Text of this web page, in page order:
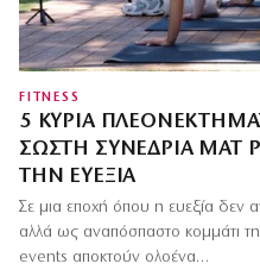
FITNESS
5 ΚΎΡΙΑ
ΣΩΣΤΉ ΣΥΝΕΔΡΊΑ MAT
ΤΗΝ ΕΥΕΞΊΑ
Σε μια εποχή όπου η ευεξία δεν
αλλά ως αναπόσπαστο κομμάτι
events αποκτούν ολοένα…